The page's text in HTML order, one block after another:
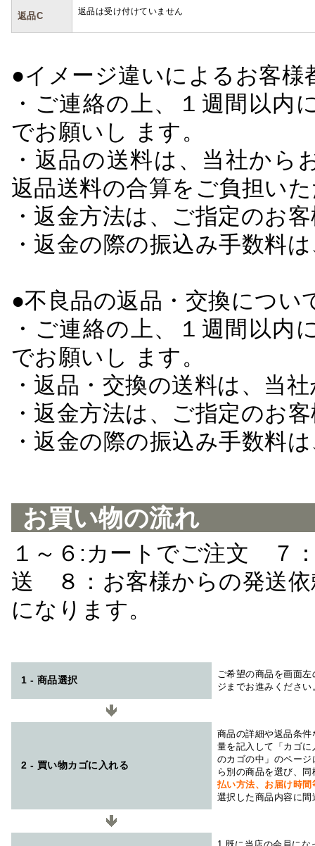
返品C 返品は受け付けていません
●イメージ違いによるお客
・ご連絡の上、１週間以
でお願いし ます。
・返品の送料は、当社か
返品送料の合算をご負担い
・返金方法は、ご指定のお
・返金の際の振込み手数料
●不良品の返品・交換につい
・ご連絡の上、１週間以
でお願いし ます。
・返品・交換の送料は、当
・返金方法は、ご指定のお
・返金の際の振込み手数料
お買い物の流れ
１～６:カートでご注文 ７
送 ８：お客様からの発送
になります。
1 - 商品選択
ご希望の商品を画面
ジまでお進みください
2 - 買い物カゴに入れる
商品の詳細や返品条
量を記入して「カゴ
のカゴの中」のペー
ら別の商品を選び、
払い方法、お届け時
選択した商品内容に